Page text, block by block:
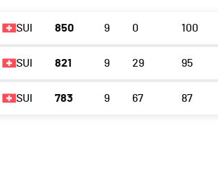
SUI 850 9 0 100
SUI 821 9 29 95
SUI 783 9 67 87